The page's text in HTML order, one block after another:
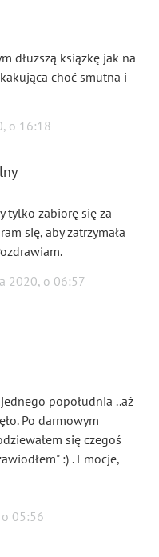
dłuższą książkę jak na
choć smutna i
, o 16:18
tylko zabiorę się za
się, aby zatrzymała
2020, o 06:57
popołudnia ..aż
Po darmowym
się czegoś
:) . Emocje,
wydarzeń i bardzo
czyta się super.
zaskoczeni tak jak
o 05:56